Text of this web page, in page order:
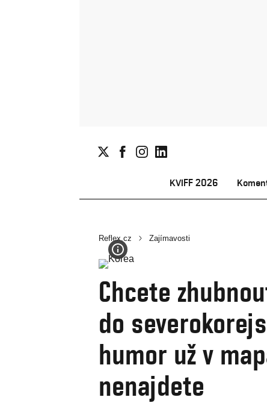
KVIFF 2026
Reflex.cz Zajímavosti
Chcete
do
humor už v
nenajdete